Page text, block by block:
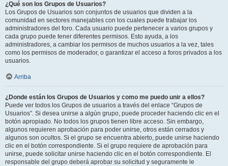
¿Qué son los Grupos de Usuarios?
Los Grupos de Usuarios son conjuntos de usuarios que dividen a la
comunidad en sectores manejables con los cuales puede trabajar los
administradores del foro. Cada usuario puede pertenecer a varios grupos y
cada grupo puede tener diferentes permisos. Esto ayuda, a los
administradores, a cambiar los permisos de muchos usuarios a la vez, tales
como los permisos de moderador, o garantizar el acceso a foros privados a los
usuarios.
Arriba
¿Donde están los Grupos de Usuarios y como me puedo unir a ellos?
Puede ver todos los Grupos de usuarios a través del enlace “Grupos de
Usuarios”. Si desea unirse a algún grupo, puede proceder haciendo clic en el
botón apropiado. No todos los grupos tienen libre acceso. Sin embargo,
algunos requieren aprobación para poder unirse, otros están cerrados y
algunos son ocultos. Si el grupo se encuentra abierto, puede unirse haciendo
clic en el botón correspondiente. Si el grupo requiere de aprobación para
unirse, puede solicitar unirse haciendo clic en el botón correspondiente. El
responsable del grupo deberá aprobar su solicitud y seguramente le